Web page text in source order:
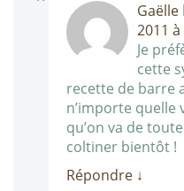
Gaëlle
2011
Je
cette
recette de barre
n’importe quelle
qu’on va de
coltiner bientôt !
Répondre ↓